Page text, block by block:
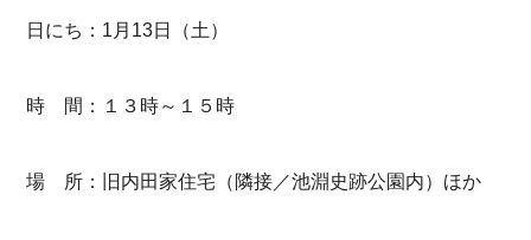
日にち：1月13日（土）
時 間：１３時～１５時
場 所：旧内田家住宅（隣接／池淵史跡公園内）ほか